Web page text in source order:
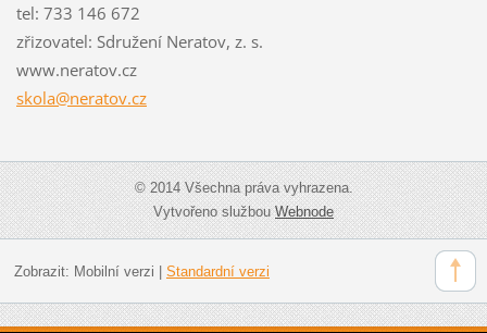
tel: 733 146 672
zřizovatel: Sdružení Neratov, z. s.
www.neratov.cz
skola@neratov.cz
© 2014 Všechna práva vyhrazena.
Vytvořeno službouWebnode
Zobrazit: Mobilní verzi Standardní verzi